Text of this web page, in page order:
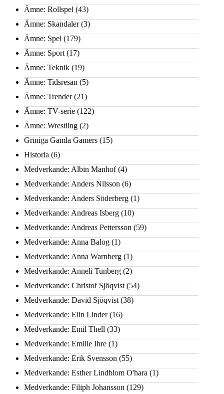
Ämne: Rollspel (43)
Ämne: Skandaler(3)
Ämne: Spel (179)
Ämne: Sport (17)
Ämne: Teknik (19)
Ämne: Tidsresan (5)
Ämne: Trender(21)
Ämne: TV-serie (122)
Ämne: Wrestling (2)
Griniga Gamla Gamers (15)
Historia (6)
Medverkande: Albin Manhof(4)
Medverkande: Anders Nilsson (6)
Medverkande: Anders Söderberg (1)
Medverkande: Andreas Isberg (10)
Medverkande: Andreas Pettersson (59)
Medverkande: Anna Balog (1)
Medverkande: Anna Warnberg (1)
Medverkande: Anneli Tunberg (2)
Medverkande: Christof Sjöqvist (54)
Medverkande: David Sjöqvist (38)
Medverkande: Elin Linder(16)
Medverkande: Emil Thell (33)
Medverkande: Emilie Ihre (1)
Medverkande: Erik Svensson (55)
Medverkande: Esther Lindblom O'hara (1)
Medverkande: Filiph Johansson (129)